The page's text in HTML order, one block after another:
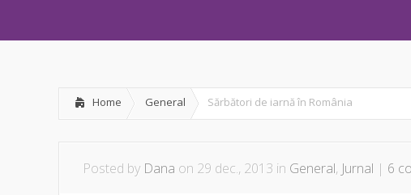
Home General Sărbători de iarnă în România
Posted by Dana on 29 dec., 2013 in General, Jurnal | 6